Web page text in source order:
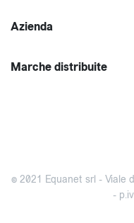
Azienda
Marche distribuite
© 2021 Equanet srl - Viale
-